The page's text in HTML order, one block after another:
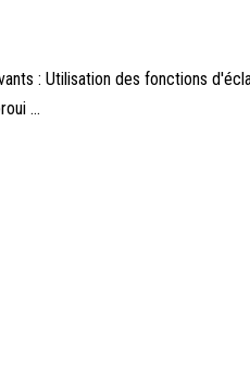
: Utilisation des fonctions
...